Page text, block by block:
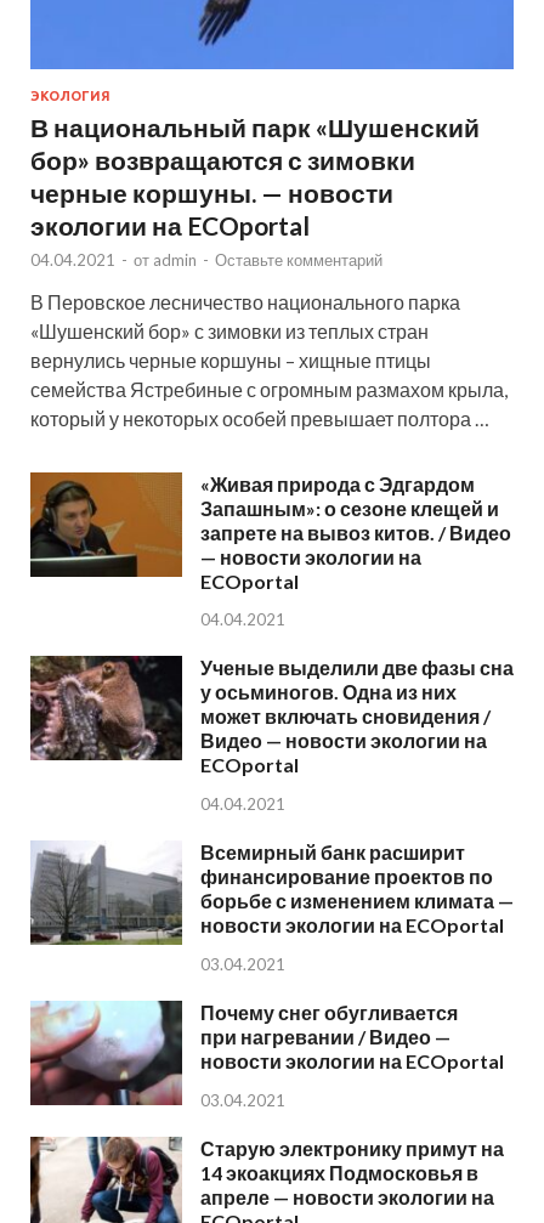
ЭКОЛОГИЯ
В национальный парк «Шушенский
бор» возвращаются с зимовки
черные коршуны. — новости
экологии на ECOportal
04.04.2021 - от admin - Оставьте комментарий
В Перовское лесничество национального парка
«Шушенский бор» с зимовки из теплых стран
вернулись черные коршуны – хищные птицы
семейства Ястребиные с огромным размахом крыла,
который у некоторых особей превышает полтора …
«Живая природа с Эдгардом
Запашным»: о сезоне клещей и
запрете на вывоз китов. / Видео
— новости экологии на
ECOportal
04.04.2021
Ученые выделили две фазы сна
у осьминогов. Одна из них
может включать сновидения /
Видео — новости экологии на
ECOportal
04.04.2021
Всемирный банк расширит
финансирование проектов по
борьбе с изменением климата —
новости экологии на ECOportal
03.04.2021
Почему снег обугливается
при нагревании / Видео —
новости экологии на ECOportal
03.04.2021
Старую электронику примут на
14 экоакциях Подмосковья в
апреле — новости экологии на